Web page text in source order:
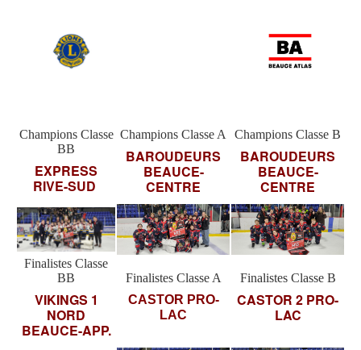
Champions Classe
BB
EXPRESS
RIVE-SUD
Champions Classe A
BAROUDEURS
BEAUCE-
CENTRE
Champions Classe B
BAROUDEURS
BEAUCE-
CENTRE
Finalistes Classe
BB
VIKINGS 1
NORD
BEAUCE-APP.
Finalistes Classe A
CASTOR PRO-
LAC
Finalistes Classe B
CASTOR 2 PRO-
LAC